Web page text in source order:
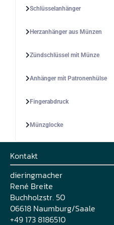
Schlüsselanhänger
Herzanhänger aus Münzen
Zündschlüssel mit Münze
Anhänger mit Patronenhülse
Fingerabdruck
Münzglocke
Kontakt
dieringmacher
René Breite
Buchholzstr. 50
06618 Naumburg/Saale
+49 173 8186510